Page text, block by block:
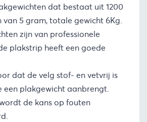
dat bestaat uit 1200
van 5 gram, totale gewicht 6Kg.
zijn van professionele
plakstrip heeft een goede
dat de velg stof- en vetvrij is
een plakgewicht aanbrengt.
de kans op fouten